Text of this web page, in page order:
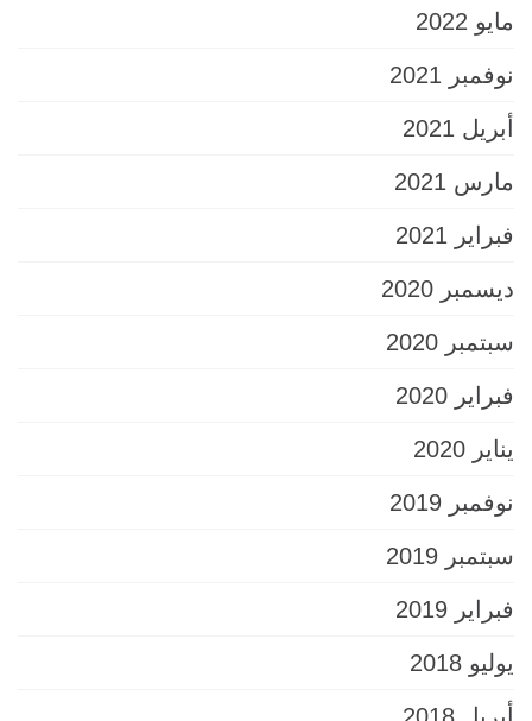
مايو 2022
نوفمبر 2021
أبريل 2021
مارس 2021
فبراير 2021
ديسمبر 2020
سبتمبر 2020
فبراير 2020
يناير 2020
نوفمبر 2019
سبتمبر 2019
فبراير 2019
يوليو 2018
أبريل 2018